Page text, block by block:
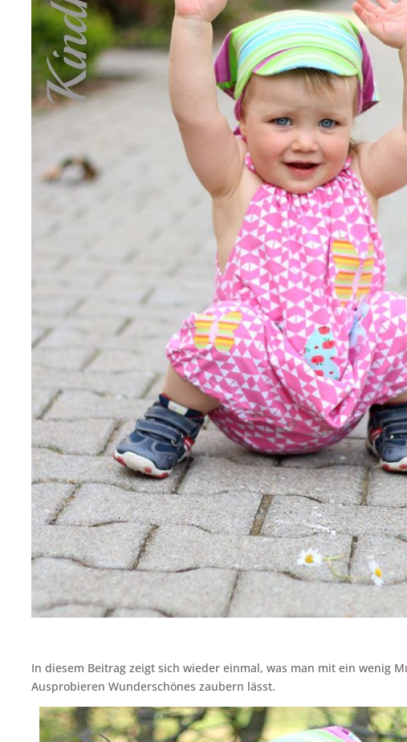
In diesem Beitrag zeigt sich wieder einmal, was man mit ein wenig
Ausprobieren Wunderschönes zaubern lässt.